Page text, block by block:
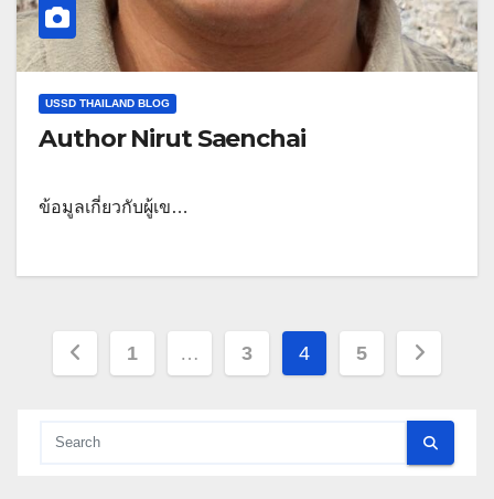
USSD THAILAND BLOG
Author Nirut Saenchai
ข้อมูลเกี่ยวกับผู้เข…
Posts
1 … 3 4 5